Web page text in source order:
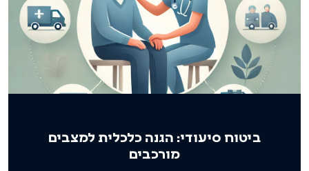
ביטוח סיעודי: הגנה כלכלית למצבים
מורכבים